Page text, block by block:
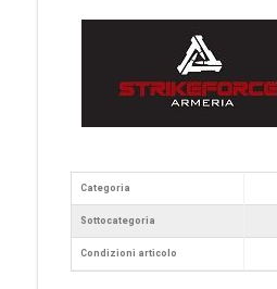
Categoria
Sottocategoria
Condizioni articolo